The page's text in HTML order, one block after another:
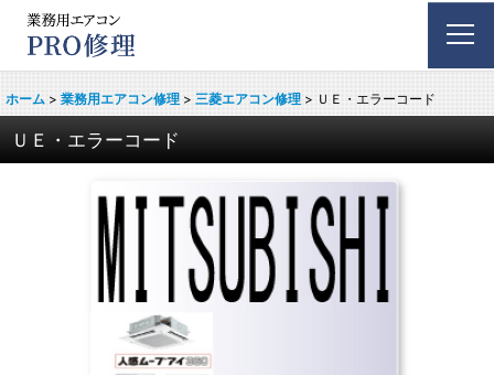
ホーム > 業務用エアコン修理 > 三菱エアコン修理 > ＵＥ・エラーコード
ＵＥ・エラーコード